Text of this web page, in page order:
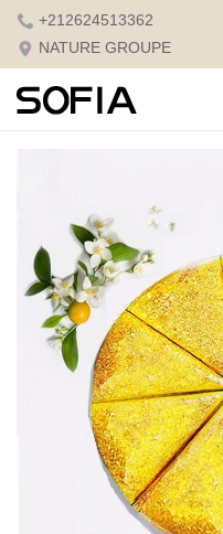
+212624513362
NATURE GROUPE